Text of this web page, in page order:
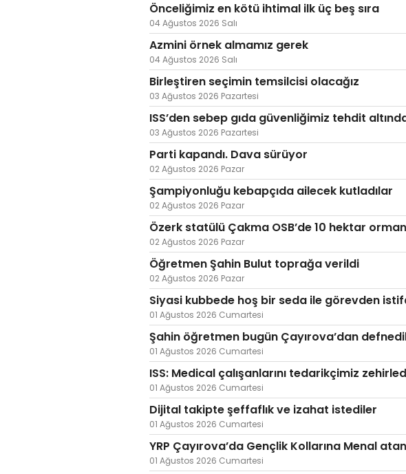
Önceliğimiz en kötü ihtimal ilk üç beş sıra
04 Ağustos 2026 Salı
Azmini örnek almamız gerek
04 Ağustos 2026 Salı
Birleştiren seçimin temsilcisi olacağız
03 Ağustos 2026 Pazartesi
ISS’den sebep gıda güvenliğimiz tehdit
03 Ağustos 2026 Pazartesi
Parti kapandı. Dava sürüyor
02 Ağustos 2026 Pazar
Şampiyonluğu kebapçıda ailecek kutladılar
02 Ağustos 2026 Pazar
Özerk statülü Çakma OSB’de 10 hektar
02 Ağustos 2026 Pazar
Öğretmen Şahin Bulut toprağa verildi
02 Ağustos 2026 Pazar
Siyasi kubbede hoş bir seda ile görevden
01 Ağustos 2026 Cumartesi
Şahin öğretmen bugün Çayırova’dan
01 Ağustos 2026 Cumartesi
ISS: Medical çalışanlarını tedarikçimiz
01 Ağustos 2026 Cumartesi
Dijital takipte şeffaflık ve izahat istediler
01 Ağustos 2026 Cumartesi
YRP Çayırova’da Gençlik Kollarına Menal
01 Ağustos 2026 Cumartesi